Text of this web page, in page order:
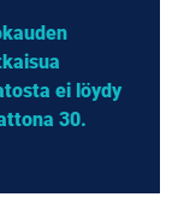
ei löydy
30.